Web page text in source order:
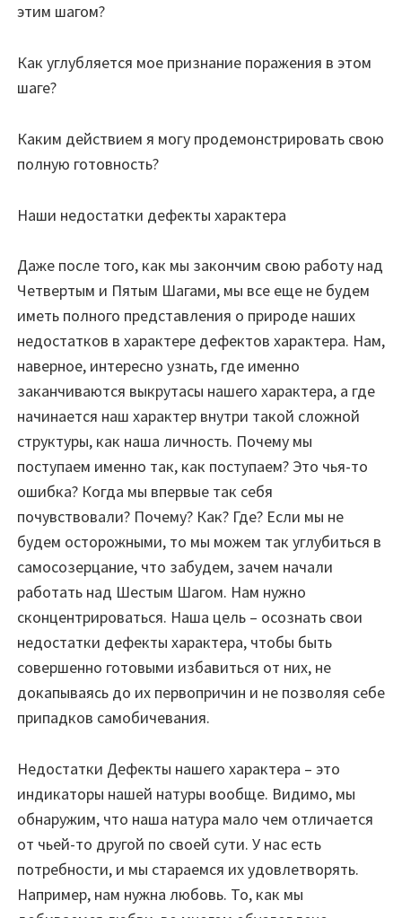
этим шагом?
Как углубляется мое признание поражения в этом
шаге?
Каким действием я могу продемонстрировать свою
полную готовность?
Наши недостатки дефекты характера
Даже после того, как мы закончим свою работу над
Четвертым и Пятым Шагами, мы все еще не будем
иметь полного представления о природе наших
недостатков в характере дефектов характера. Нам,
наверное, интересно узнать, где именно
заканчиваются выкрутасы нашего характера, а где
начинается наш характер внутри такой сложной
структуры, как наша личность. Почему мы
поступаем именно так, как поступаем? Это чья-то
ошибка? Когда мы впервые так себя
почувствовали? Почему? Как? Где? Если мы не
будем осторожными, то мы можем так углубиться в
самосозерцание, что забудем, зачем начали
работать над Шестым Шагом. Нам нужно
сконцентрироваться. Наша цель – осознать свои
недостатки дефекты характера, чтобы быть
совершенно готовыми избавиться от них, не
докапываясь до их первопричин и не позволяя себе
припадков самобичевания.
Недостатки Дефекты нашего характера – это
индикаторы нашей натуры вообще. Видимо, мы
обнаружим, что наша натура мало чем отличается
от чьей-то другой по своей сути. У нас есть
потребности, и мы стараемся их удовлетворять.
Например, нам нужна любовь. То, как мы